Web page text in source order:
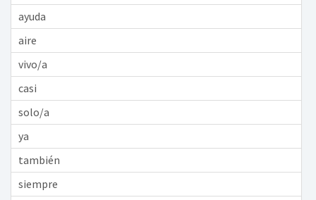
ayuda
aire
vivo/a
casi
solo/a
ya
también
siempre